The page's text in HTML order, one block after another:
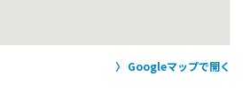
Googleマップで開く